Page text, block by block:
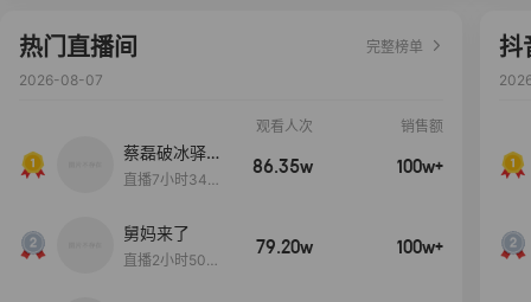
热门直播间
完整榜单
2026-08-07
观看人次 销售额
蔡磊破冰驿站
直播间好物分
直播7小时34分
86.35w 100w+
舅妈来了
直播2小时50分
79.20w 100w+
抖